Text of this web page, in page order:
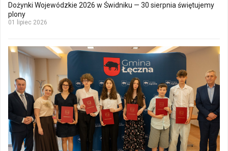
Dożynki Wojewódzkie 2026 w Świdniku — 30 sierpnia świętujemy
plony
01 lipiec 2026